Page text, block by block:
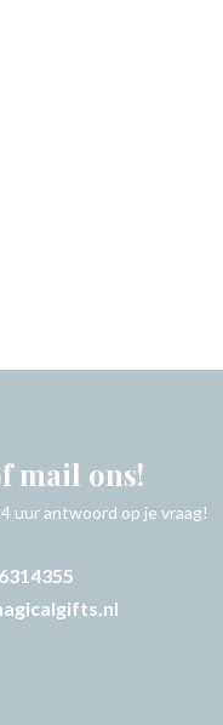
mail ons!
uur antwoord op je vraag!